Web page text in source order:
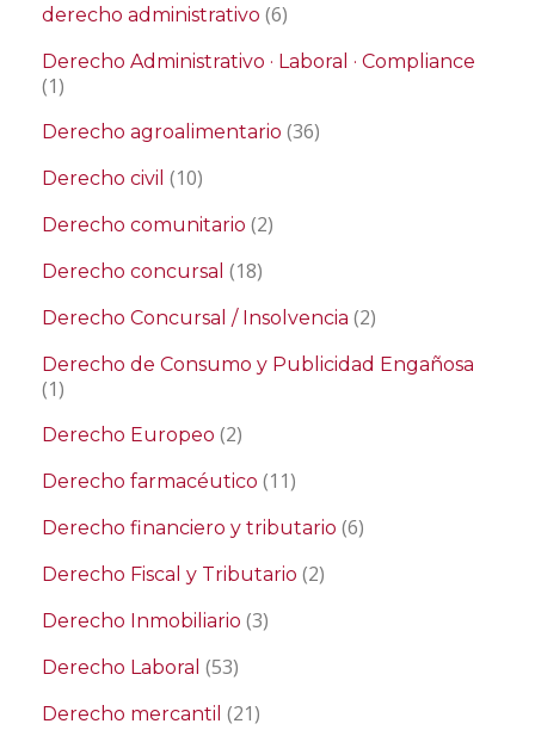
derecho administrativo (6)
Derecho Administrativo · Laboral · Compliance
(1)
Derecho agroalimentario (36)
Derecho civil (10)
Derecho comunitario (2)
Derecho concursal (18)
Derecho Concursal / Insolvencia (2)
Derecho de Consumo y Publicidad Engañosa
(1)
Derecho Europeo (2)
Derecho farmacéutico (11)
Derecho financiero y tributario (6)
Derecho Fiscal y Tributario (2)
Derecho Inmobiliario (3)
Derecho Laboral (53)
Derecho mercantil (21)